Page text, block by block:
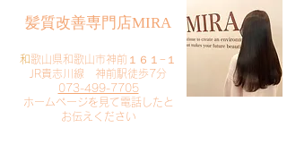
​髪質改善専門店MIRA
​和歌山県和歌山市神前１６１−１
JR貴志川線 神前駅徒歩7分
073-499-7705
​ホームページを見て電話したと
お伝えください